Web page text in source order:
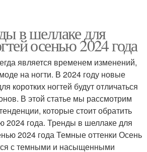
в шеллаке для
осенью 2024 года
является временем изменений,
на ногти. В 2024 году новые
коротких ногтей будут отличаться
В этой статье мы рассмотрим
которые стоит обратить
2024 года. Тренды в шеллаке для
2024 года Темные оттенки Осень
с темными и насыщенными